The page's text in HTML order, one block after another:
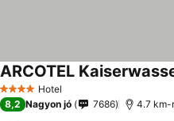
4 KategóriaHotel
ARCOTEL
8,2 Nagyon jó 7686 4.7 km-